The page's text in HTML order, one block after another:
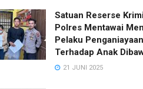
Satuan Reserse
Polres Mentawai
Pelaku Penganiayaan
Terhadap Anak
21 JUNI 2025